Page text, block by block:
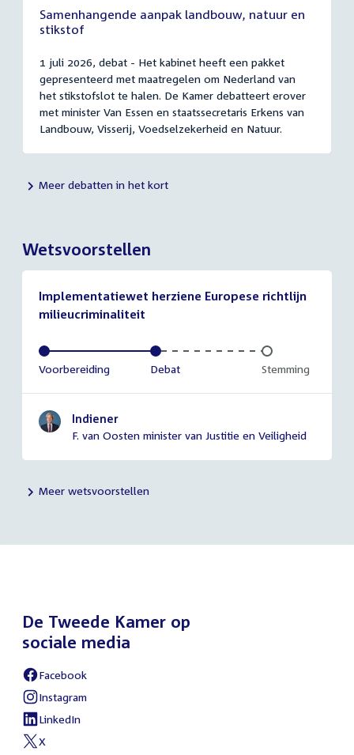
Samenhangende aanpak landbouw, natuur en
stikstof
1 juli 2026, debat - Het kabinet heeft een pakket
gepresenteerd met maatregelen om Nederland van
het stikstofslot te halen. De Kamer debatteert erover
met minister Van Essen en staatssecretaris Erkens van
Landbouw, Visserij, Voedselzekerheid en Natuur.
Meer debatten in het kort
Wetsvoorstellen
Implementatiewet herziene Europese richtlijn
milieucriminaliteit
Voltooid:
Voorbereiding Voltooid:
Debat Onvoltooid:
Stemming
Indiener
F. van Oosten minister van Justitie en Veiligheid
Meer wetsvoorstellen
De Tweede Kamer op
sociale media
External
link:
Facebook
External
link:
Instagram
External
link:
LinkedIn
External
X